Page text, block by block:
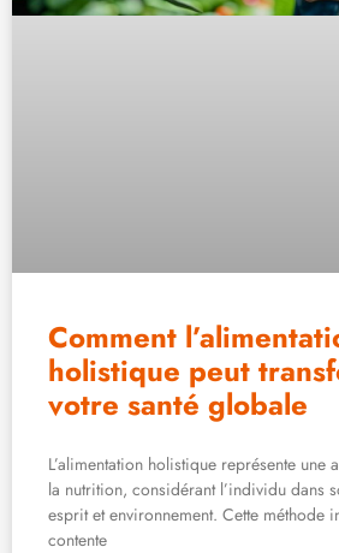
Comment
holistique peut
votre santé globale
L’alimentation holistique représente
la nutrition, considérant l’individu dans
esprit et environnement. Cette méthode
contente